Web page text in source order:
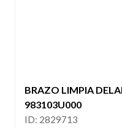
BRAZO LIMPIA
983103U000
ID: 2829713